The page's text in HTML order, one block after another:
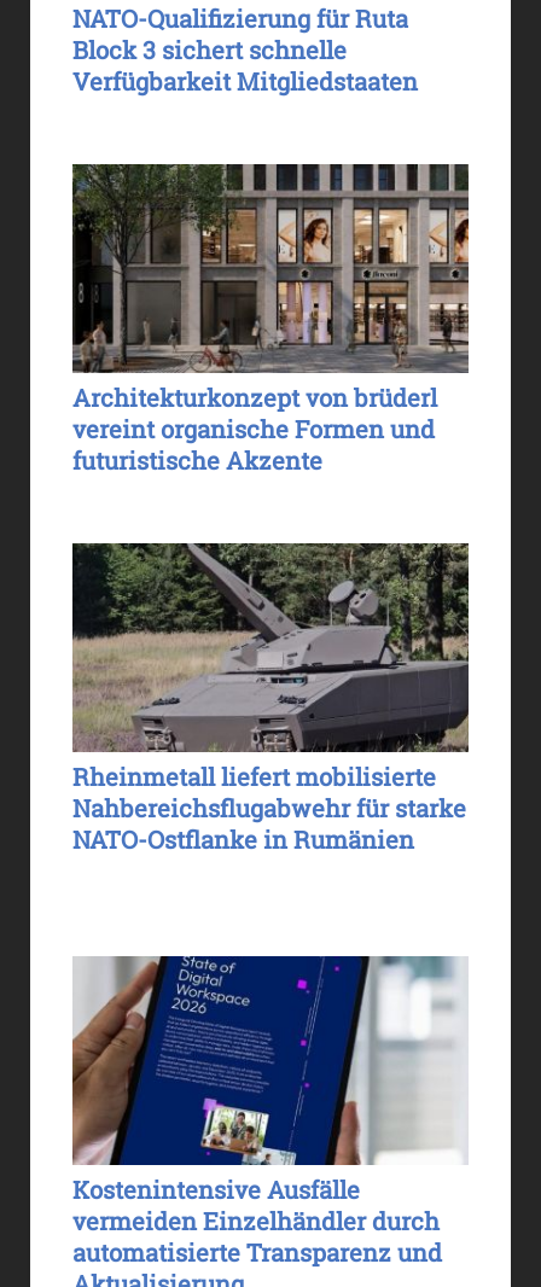
NATO-Qualifizierung für Ruta
Block 3 sichert schnelle
Verfügbarkeit Mitgliedstaaten
Architekturkonzept von brüderl
vereint organische Formen und
futuristische Akzente
Rheinmetall liefert mobilisierte
Nahbereichsflugabwehr für starke
NATO-Ostflanke in Rumänien
Kostenintensive Ausfälle
vermeiden Einzelhändler durch
automatisierte Transparenz und